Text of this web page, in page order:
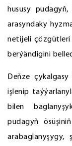
hususy
arasyndaky
netijeli çözgütleri
berýändigini
Deňze
işlenip
bilen
pudagyň
arabaglanyşygy,